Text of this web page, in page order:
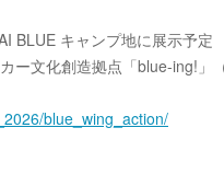
BLUE キャンプ地に展示予定
ー文化創造拠点「blue-ing!」
blue_wing_action/